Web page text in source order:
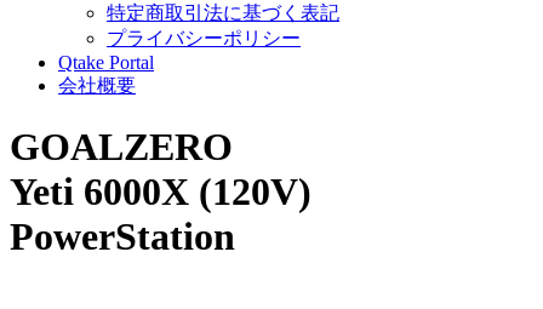
特定商取引法に基づく表記
プライバシーポリシー
Qtake Portal
会社概要
GOALZERO
Yeti 6000X (120V)
PowerStation